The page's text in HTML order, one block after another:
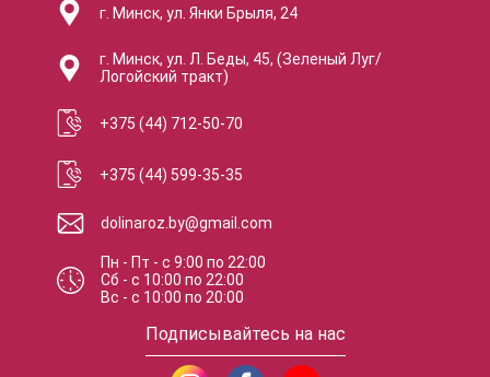
г. Минск, ул. Янки Брыля, 24
г. Минск, ул. Л. Беды, 45, (Зеленый Луг/
Логойский тракт)
+375 (44) 712-50-70
+375 (44) 599-35-35
dolinaroz.by@gmail.com
Пн - Пт -с 9:00по 22:00
Сб -с 10:00по 22:00
Вс -с 10:00по 20:00
Подписывайтесь на нас